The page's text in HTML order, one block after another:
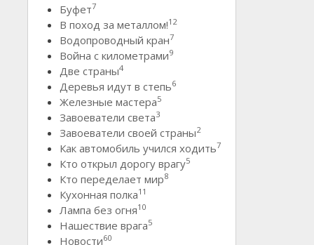
Буфет7
В поход за металлом!12
Водопроводный кран7
Война с километрами9
Две страны4
Деревья идут в степь6
Железные мастера5
Завоеватели света3
Завоеватели своей страны2
Как автомобиль учился ходить7
Кто открыл дорогу врагу5
Кто переделает мир8
Кухонная полка11
Лампа без огня10
Нашествие врага5
Новости60